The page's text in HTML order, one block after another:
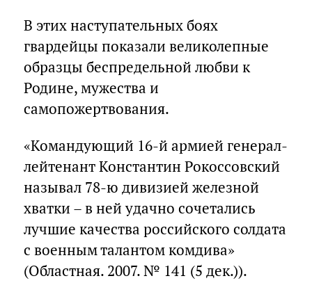
В этих наступательных боях
гвардейцы показали великолепные
образцы беспредельной любви к
Родине, мужества и
самопожертвования.
«Командующий 16-й армией генерал-
лейтенант Константин Рокоссовский
называл 78-ю дивизией железной
хватки – в ней удачно сочетались
лучшие качества российского солдата
с военным талантом комдива»
(Областная. 2007. № 141 (5 дек.)).